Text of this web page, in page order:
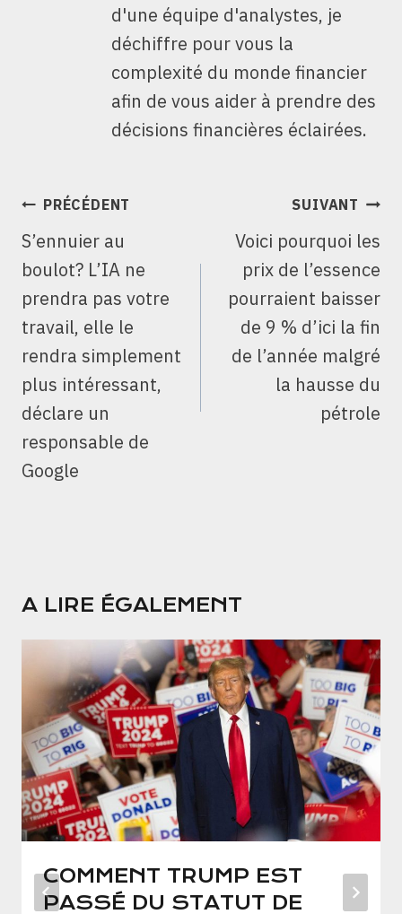
d'une équipe d'analystes, je
déchiffre pour vous la
complexité du monde financier
afin de vous aider à prendre des
décisions financières éclairées.
NAVIGATION
L’ARTICLE
PRÉCÉDENT
S’ennuier au
boulot? L’IA ne
prendra pas votre
travail, elle le
rendra simplement
plus intéressant,
déclare un
responsable de
Google
SUIVANT
Voici pourquoi les
prix de l’essence
pourraient baisser
de 9 % d’ici la fin
de l’année malgré
la hausse du
pétrole
A LIRE ÉGALEMENT
COMMENT TRUMP EST
PASSÉ DU STATUT DE